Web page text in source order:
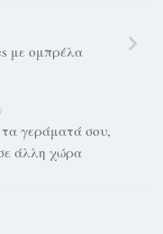
με ομπρέλα
γεράματά σου,
άλλη χώρα